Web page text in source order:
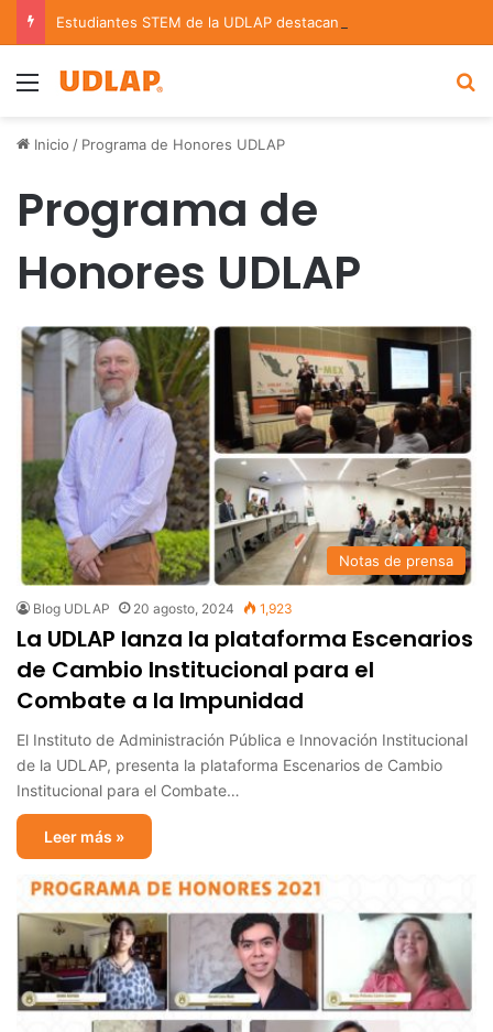
Menu
Inicio / Programa de Honores UDLAP
Programa de
Honores UDLAP
Notas de prensa
Blog UDLAP 20 agosto, 2024 1,923
La UDLAP lanza la plataforma Escenarios
de Cambio Institucional para el
Combate a la Impunidad
El Instituto de Administración Pública e Innovación Institucional
de la UDLAP, presenta la plataforma Escenarios de Cambio
Institucional para el Combate…
Leer más »